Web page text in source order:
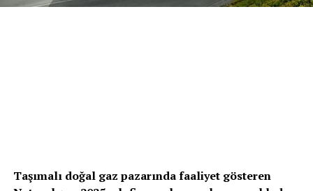
Taşımalı doğal gaz pazarında faaliyet gösteren